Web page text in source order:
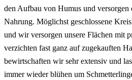
den Aufbau von Humus und versorgen
Nahrung. Möglichst geschlossene
und wir versorgen unsere Flächen mit
verzichten fast ganz auf zugekauften
bewirtschaften wir sehr extensiv und
immer wieder blühen um